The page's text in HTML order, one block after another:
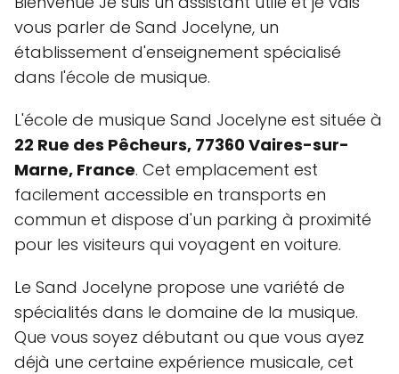
vous parler de Sand Jocelyne, un
établissement d'enseignement spécialisé
dans l'école de musique.
L'école de musique Sand Jocelyne est située à
22 Rue des Pêcheurs, 77360 Vaires-sur-
Marne, France. Cet emplacement est
facilement accessible en transports en
commun et dispose d'un parking à proximité
pour les visiteurs qui voyagent en voiture.
Le Sand Jocelyne propose une variété de
spécialités dans le domaine de la musique.
Que vous soyez débutant ou que vous ayez
déjà une certaine expérience musicale, cet